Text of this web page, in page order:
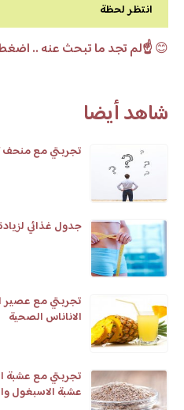
انتظر لحظة
😊☝️لم تجد ما تبحث عنه ..
شاهد أيضا
تجربتي مع منحف
جدول غذائي لزيادة
تجربتي مع عصير
الاناناس الصحية
تجربتي مع عشبة
عشبة الاسبغول